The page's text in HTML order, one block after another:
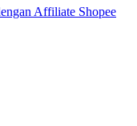
Affiliate Shopee